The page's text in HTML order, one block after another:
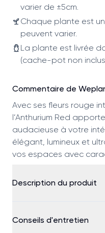
varier de ±5cm.
Chaque plante est
peuvent varier.
La plante est livrée
(cache-pot non
Commentaire de
Avec ses fleurs rouge
l’Anthurium Red
audacieuse à votre
élégant, lumineux et
vos espaces avec
Description du produit
Conseils d'entretien